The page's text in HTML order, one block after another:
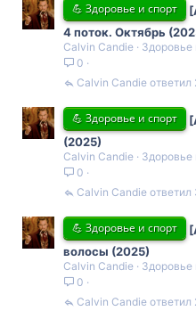
💪 Здоровье и спорт
4 поток. Октябрь
Calvin Candie
Здоровье
0
Calvin Candie
💪 Здоровье и спорт
(2025)
Calvin Candie
Здоровье
0
Calvin Candie
💪 Здоровье и спорт
волосы (2025)
Calvin Candie
Здоровье
0
Calvin Candie